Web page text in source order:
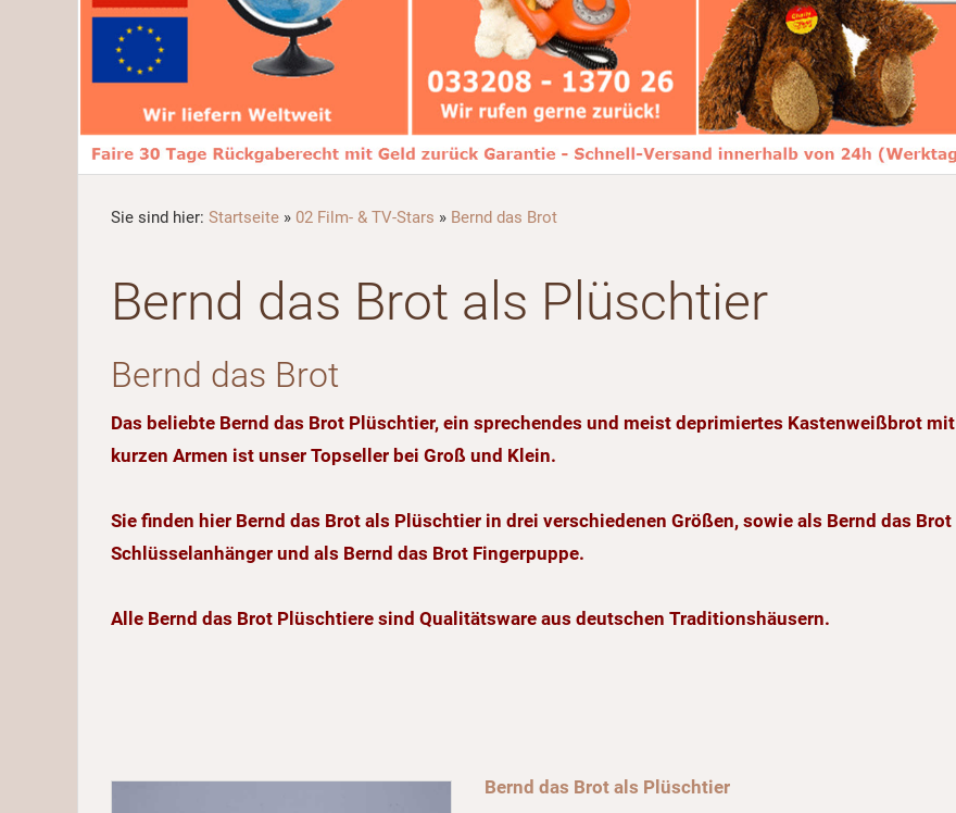
Sie sind hier: Startseite » 02 Film- & TV-Stars » Bernd das Brot
Bernd das Brot als Plüschtier
Bernd das Brot
Das beliebte Bernd das Brot Plüschtier, ein sprechendes und meist deprimiertes Kastenweißbrot mit
kurzen Armen ist unser Topseller bei Groß und Klein.
Sie finden hier Bernd das Brot als Plüschtier in drei verschiedenen Größen, sowie als Bernd das Brot
Schlüsselanhänger und als Bernd das Brot Fingerpuppe.
Alle Bernd das Brot Plüschtiere sind Qualitätsware aus deutschen Traditionshäusern.
Bernd das Brot als Plüschtier